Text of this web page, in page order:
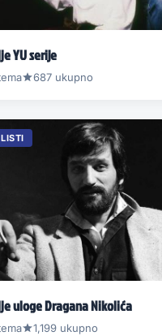
YU serije
687 ukupno
uloge Dragana Nikolića
1,199 ukupno